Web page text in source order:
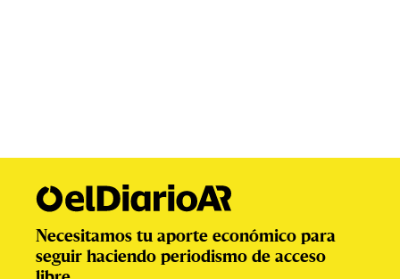
Necesitamos tu aporte económico para
seguir haciendo periodismo de acceso